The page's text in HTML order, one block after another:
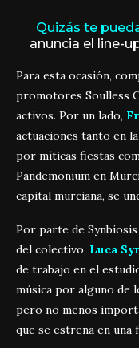
Quizás te
anuncia el line-
Para esta ocasión,
promotores Soulless
activos. Por un lado,
actuaciones tanto en
por míticas fiestas
Pandemonium en
capital murciana, se
Por parte de
del colectivo, Luca
de trabajo en el
música por alguno de
pero no menos
que se estrena en una